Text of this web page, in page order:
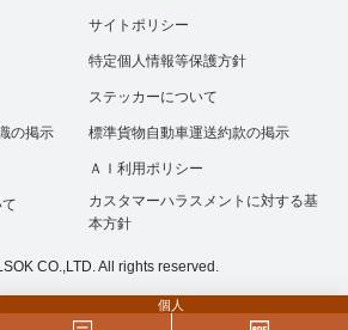
個人
サイトポリシー
特定個人情報等保護方針
ステッカーについて
の掲示 標準貨物自動車運送約款の掲示
ＡＩ利用ポリシー
カスタマーハラスメントに対する基
本方針
CO.,LTD. All rights reserved.